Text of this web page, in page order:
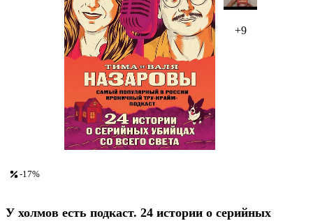
+9
-17%
У холмов есть подкаст. 24 истории о серийных